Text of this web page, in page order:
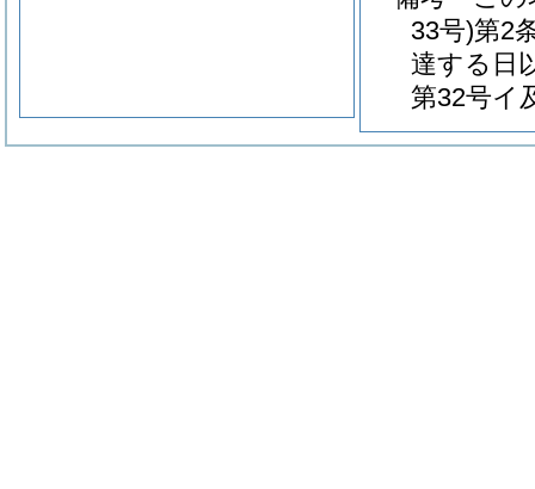
33号)第2
達する日
第32号イ